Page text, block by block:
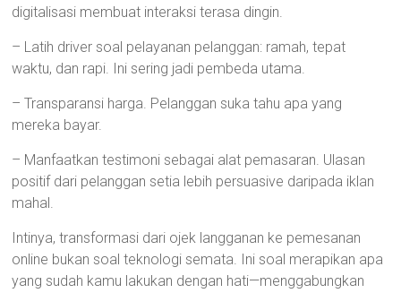
digitalisasi membuat interaksi terasa dingin.
– Latih driver soal pelayanan pelanggan: ramah, tepat
waktu, dan rapi. Ini sering jadi pembeda utama.
– Transparansi harga. Pelanggan suka tahu apa yang
mereka bayar.
– Manfaatkan testimoni sebagai alat pemasaran. Ulasan
positif dari pelanggan setia lebih persuasive daripada iklan
mahal.
Intinya, transformasi dari ojek langganan ke pemesanan
online bukan soal teknologi semata. Ini soal merapikan apa
yang sudah kamu lakukan dengan hati—menggabungkan